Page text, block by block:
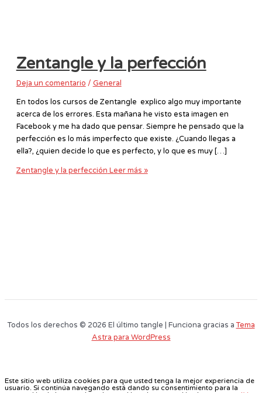
Zentangle y la perfección
Deja un comentario / General
En todos los cursos de Zentangle explico algo muy importante
acerca de los errores. Esta mañana he visto esta imagen en
Facebook y me ha dado que pensar. Siempre he pensado que la
perfección es lo más imperfecto que existe. ¿Cuando llegas a
ella?, ¿quien decide lo que es perfecto, y lo que es muy […]
Zentangle y la perfección Leer más »
Todos los derechos © 2026 El último tangle | Funciona gracias aTema
Astra para WordPress
Este sitio web utiliza cookies para que usted tenga la mejor experiencia de
usuario. Si continúa navegando está dando su consentimiento para la